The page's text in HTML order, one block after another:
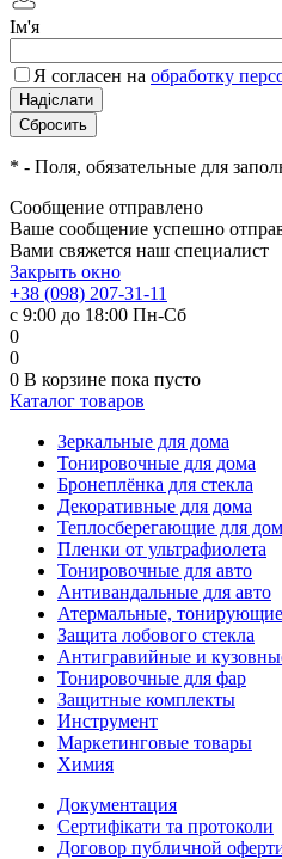
Ім'я
Я согласен на обработку
* - Поля, обязательные для
Сообщение отправлено
Ваше сообщение успешно
Вами свяжется наш специалист
Закрыть окно
+38 (098) 207-31-11
с 9:00 до 18:00 Пн-Сб
0
0
0 В корзине пока пусто
Каталог товаров
Зеркальные для дома
Тонировочные для дома
Бронеплёнка для стекла
Декоративные для дома
Теплосберегающие для
Пленки от ультрафиолета
Тонировочные для авто
Антивандальные для авто
Атермальные, тонирующие
Защита лобового стекла
Антигравийные и
Тонировочные для фар
Защитные комплекты
Инструмент
Маркетинговые товары
Химия
Документация
Сертифікати та протоколи
Договор публичной